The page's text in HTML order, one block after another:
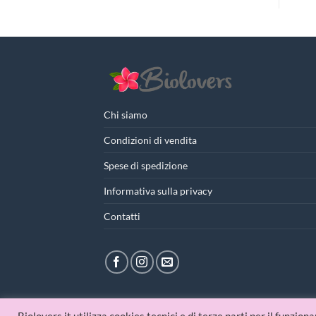
Chi siamo
Condizioni di vendita
Spese di spedizione
Informativa sulla privacy
Contatti